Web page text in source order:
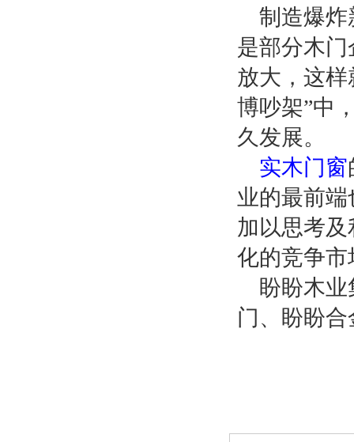
制造爆炸
是部分木
放大，这
博吵架”中
久发展。
实木门窗
业的最前
加以思考
化的竞争
盼盼木
门、盼盼